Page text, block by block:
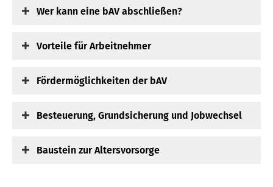
Wer kann eine bAV abschließen?
Vorteile für Arbeitnehmer
Fördermöglichkeiten der bAV
Besteuerung, Grundsicherung und Jobwechsel
Baustein zur Alters­vorsorge